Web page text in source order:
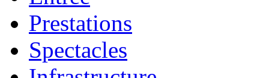
Prestations
Spectacles